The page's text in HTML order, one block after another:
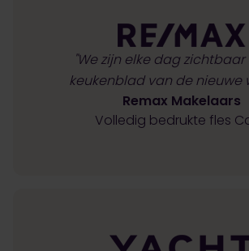
"We zijn elke dag
keukenblad van de nieuwe
Remax Makelaars
Volledig bedrukte fles